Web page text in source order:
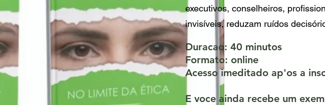
executivos, conselheiros,
invisíveis, reduzam ruídos
Duracao: 40 minutos
Formato: online
Acesso imeditado ap'os a
E voce ainda recebe um